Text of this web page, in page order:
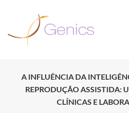
A INFLUÊNCIA DA
REPRODUÇÃO ASSISTIDA:
CLÍNICAS E